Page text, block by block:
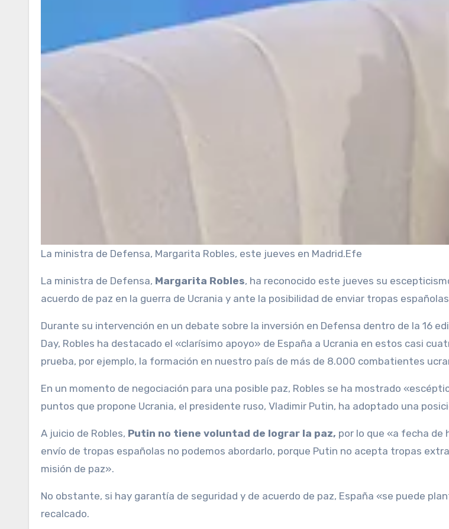
La ministra de Defensa, Margarita Robles, este jueves en Madrid.Efe
La ministra de Defensa, Margarita Robles, ha reconocido este jueves su
acuerdo de paz en la guerra de Ucrania y ante la posibilidad de enviar tropas
Durante su intervención en un debate sobre la inversión en Defensa dentro de la 16
Day, Robles ha destacado el «clarísimo apoyo» de España a Ucrania en estos casi
prueba, por ejemplo, la formación en nuestro país de más de 8.000 combatientes
En un momento de negociación para una posible paz, Robles se ha mostrado
puntos que propone Ucrania, el presidente ruso, Vladimir Putin, ha adoptado una
A juicio de Robles, Putin no tiene voluntad de lograr la paz, por lo que «a fecha de
envío de tropas españolas no podemos abordarlo, porque Putin no acepta tropas
misión de paz».
No obstante, si hay garantía de seguridad y de acuerdo de paz, España «se puede
recalcado.